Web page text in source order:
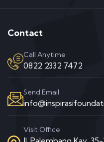
Contact
Call Anytime
0822 2332 7472
Send Email
Visit Office